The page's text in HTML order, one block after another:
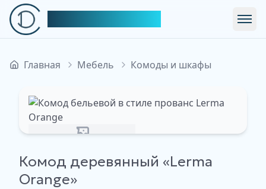
Главная Мебель Комоды и шкафы
Комод деревянный «Lerma
Orange»